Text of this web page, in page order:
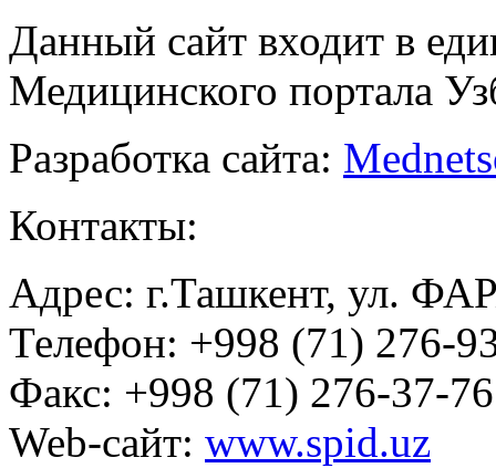
Данный сайт входит в
Медицинского портала
Разработка сайта:
Контакты:
Адрес: г.Ташкент, ул.
Телефон: +998 (71) 276-
Факс: +998 (71) 276-37-76
Web-сайт: www.spid.uz